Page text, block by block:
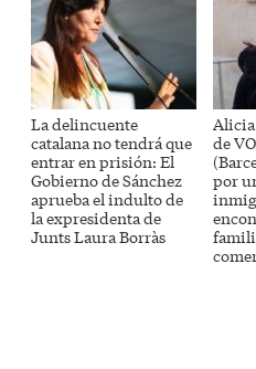
La delincuente
catalana no tendrá que
entrar en prisión: El
Gobierno de Sánchez
aprueba el indulto de
la expresidenta de
Junts Laura Borràs
Alicia
de
por